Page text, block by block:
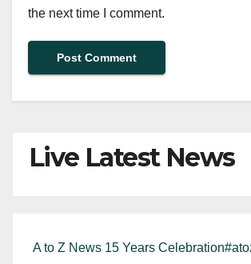
the next time I comment.
Live Latest News
A to Z News 15 Years